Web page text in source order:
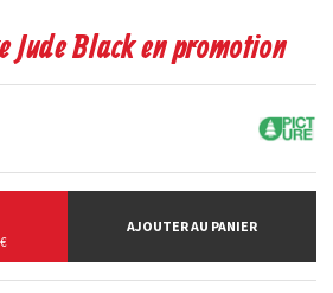
Jude Black en promotion
AJOUTER AU PANIER